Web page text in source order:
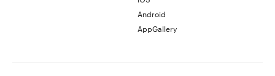
Android
AppGallery